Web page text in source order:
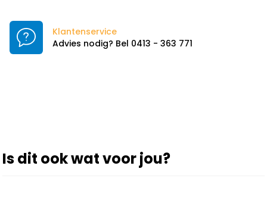
Klantenservice
Advies nodig? Bel 0413 - 363 771
Is dit ook wat voor jou?